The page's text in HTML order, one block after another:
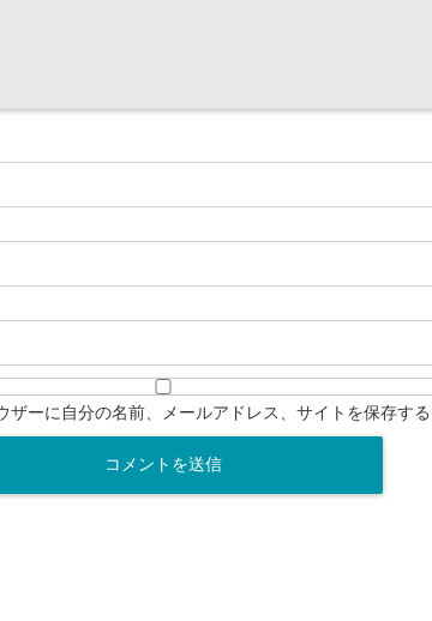
ザーに自分の名前、メールアドレス、サイトを保存す